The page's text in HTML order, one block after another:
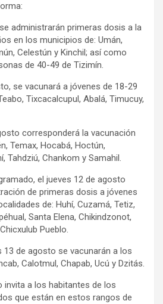
administrarán primeras dosis a la
en los municipios de: Umán,
Celestún y Kinchil; así como
de 40-49 de Tizimín.
se vacunará a jóvenes de 18-29
Tixcacalcupul, Abalá, Timucuy,
corresponderá la vacunación
Temax, Hocabá, Hoctún,
Tahdziú, Chankom y Samahil.
el jueves 12 de agosto
de primeras dosis a jóvenes
de: Huhí, Cuzamá, Tetiz,
Santa Elena, Chikindzonot,
Pueblo.
13 de agosto se vacunarán a los
Calotmul, Chapab, Ucú y Dzitás.
invita a los habitantes de los
que están en estos rangos de